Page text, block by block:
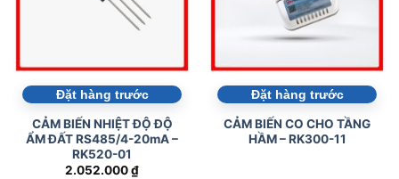
Đặt hàng trước
CẢM BIẾN NHIỆT ĐỘ ĐỘ
ẨM ĐẤT RS485/4-20mA –
RK520-01
2.052.000₫
Đặt hàng trước
CẢM BIẾN CO CHO TẦNG
HẦM – RK300-11